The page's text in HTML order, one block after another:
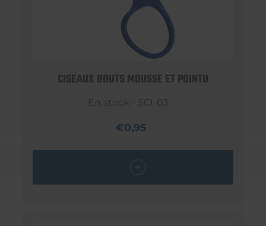
CISEAUX BOUTS MOUSSE ET POINTU
En stock - SCI-03
€0,95